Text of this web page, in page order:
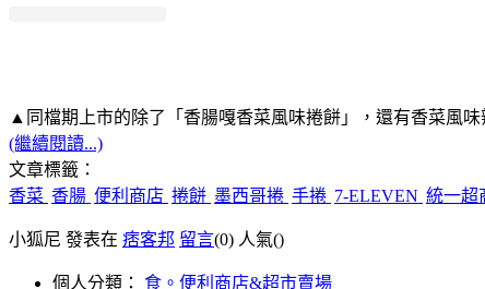
▲同檔期上市的除了「香腸嘎香菜風味捲餅」，還有香菜風味
(繼續閱讀...)
文章標籤：
香菜 香腸 便利商店 捲餅 墨西哥捲 手捲 7-ELEVEN 統一超
小狐尼 發表在 痞客邦 留言(0) 人氣()
個人分類： 食。便利商店&超市賣場